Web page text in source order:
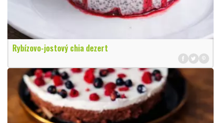
Rybízovo-jostový chia dezert